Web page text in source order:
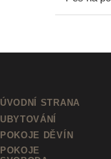
ÚVODNÍ STRANA
UBYTOVÁNÍ
POKOJE DĚVÍN
POKOJE